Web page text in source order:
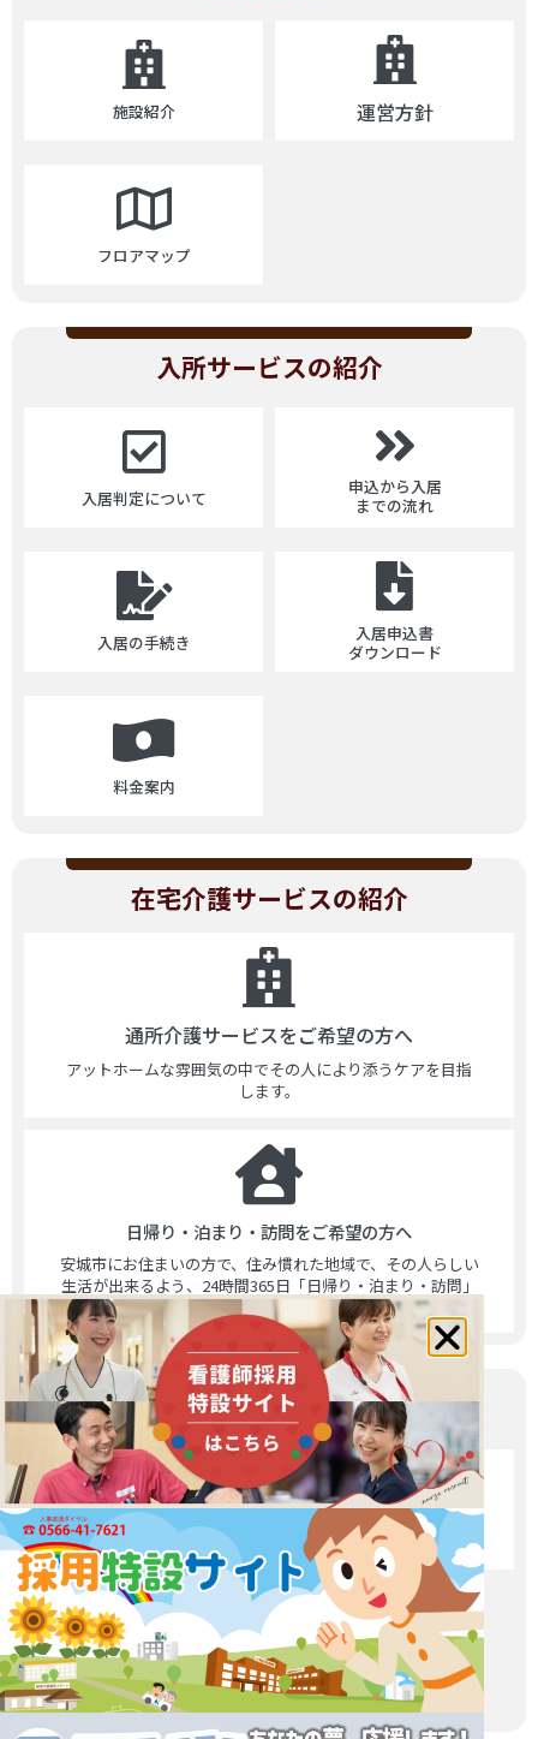
施設紹介 運営方針
フロアマップ
入所サービスの紹介
入居判定について
申込から入居
までの流れ
入居の手続き
入居申込書
ダウンロード
料金案内
在宅介護サービスの紹介
通所介護サービスをご希望の方へ
アットホームな雰囲気の中でその人により添うケアを目指
します。
日帰り・泊まり・訪問をご希望の方へ
安城市にお住まいの方で、住み慣れた地域で、その人らしい
生活が出来るよう、24時間365日「日帰り・泊まり・訪問」
のサービス提供をします。
その他
相談窓口 お問い合わせ
所在地